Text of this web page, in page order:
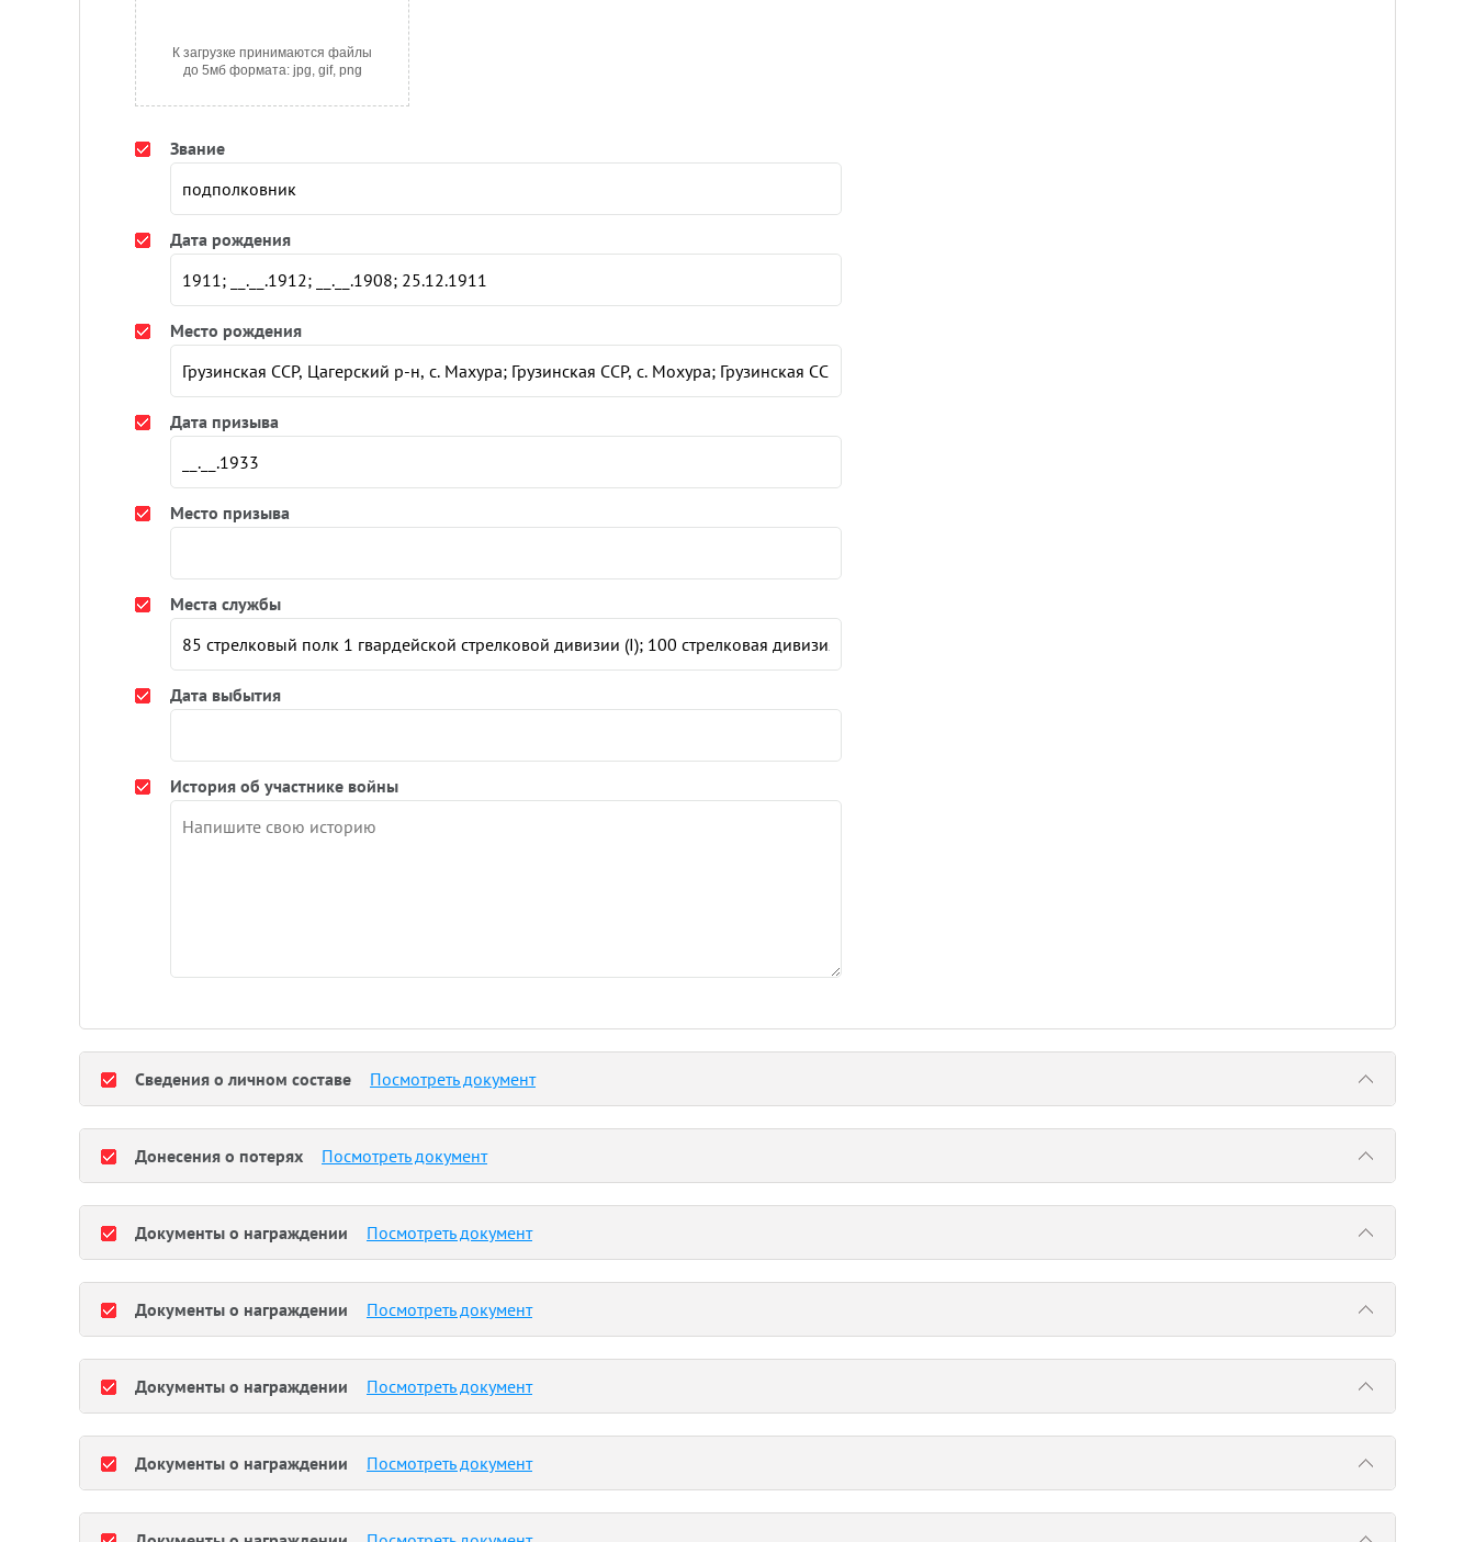
К загрузке принимаются файлы
до 5мб формата: jpg, gif, png
Звание
Дата рождения
Место рождения
Дата призыва
Место призыва
Места службы
Дата выбытия
История об участнике войны
Сведения о личном составе Посмотреть документ
Донесения о потерях Посмотреть документ
Документы о награждении Посмотреть документ
Документы о награждении Посмотреть документ
Документы о награждении Посмотреть документ
Документы о награждении Посмотреть документ